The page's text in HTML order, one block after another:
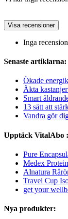
Visa recensioner
Inga
Senaste artiklarna:
Ökade
Äkta
Smart
13 sätt att
Vandra gör
Upptäck VitalAbo :
Pure
Medex
Alnatura
Travel Cup
get your
Nya produkter: